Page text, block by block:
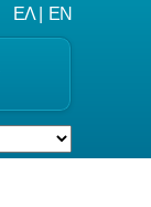
ΕΛ EN